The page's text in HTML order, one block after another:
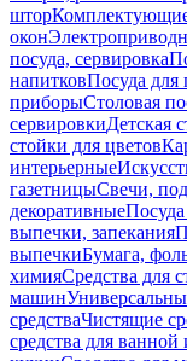
штор
окон
посуда, сервировка
напитковПосуда для
приборыСтоловая
сервировкиДетская
стойки для цветов
интерьерные
газетницыСвечи,
декоративные
выпечки, запекания
выпечкиБумага,
химияСредства для
машин
средстваЧистящие
средства для ванной